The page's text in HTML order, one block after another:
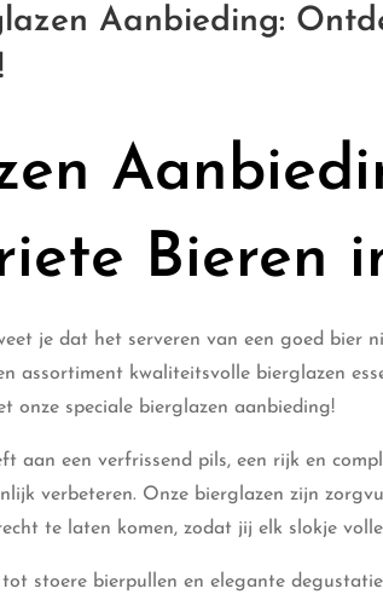
Aanbieding:
Bieren
je dat het serveren van een goed bier
assortiment kwaliteitsvolle bierglazen
onze speciale bierglazen aanbieding!
aan een verfrissend pils, een rijk en
verbeteren. Onze bierglazen zijn
te laten komen, zodat jij elk slokje
stoere bierpullen en elegante